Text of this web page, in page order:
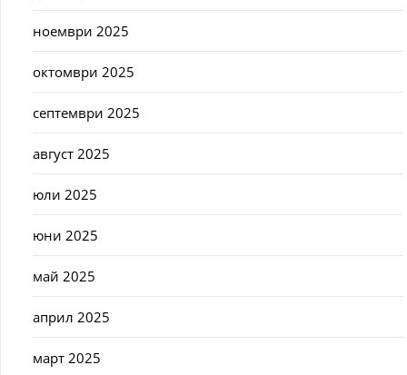
ноември 2025
октомври 2025
септември 2025
август 2025
юли 2025
юни 2025
май 2025
април 2025
март 2025